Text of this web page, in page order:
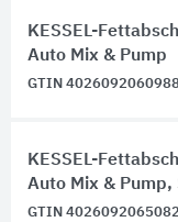
KESSEL-
Auto Mix & Pump
KESSEL-
Auto Mix & Pump,